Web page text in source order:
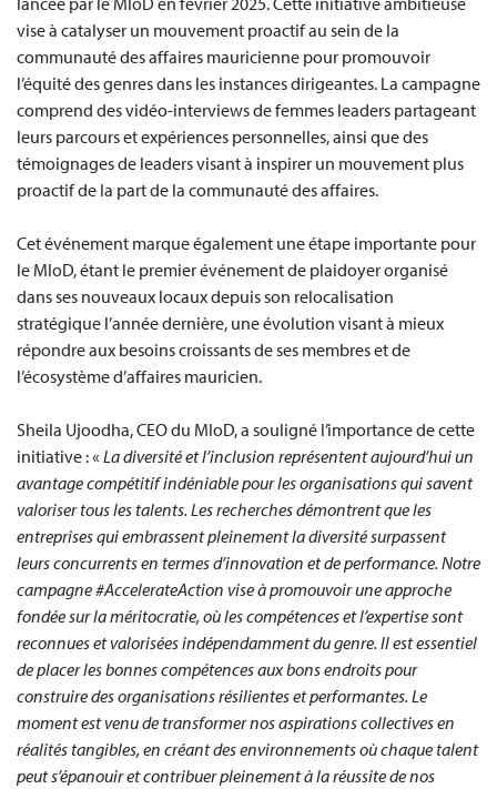
vise à catalyser un mouvement proactif au sein de la
communauté des affaires mauricienne pour promouvoir
l’équité des genres dans les instances dirigeantes. La campagne
comprend des vidéo-interviews de femmes leaders partageant
leurs parcours et expériences personnelles, ainsi que des
témoignages de leaders visant à inspirer un mouvement plus
proactif de la part de la communauté des affaires.
Cet événement marque également une étape importante pour
le MIoD, étant le premier événement de plaidoyer organisé
dans ses nouveaux locaux depuis son relocalisation
stratégique l’année dernière, une évolution visant à mieux
répondre aux besoins croissants de ses membres et de
l’écosystème d’affaires mauricien.
Sheila Ujoodha, CEO du MIoD, a souligné l’importance de cette
initiative : « La diversité et l’inclusion représentent aujourd’hui un
avantage compétitif indéniable pour les organisations qui savent
valoriser tous les talents. Les recherches démontrent que les
entreprises qui embrassent pleinement la diversité surpassent
leurs concurrents en termes d’innovation et de performance. Notre
campagne #AccelerateAction vise à promouvoir une approche
fondée sur la méritocratie, où les compétences et l’expertise sont
reconnues et valorisées indépendamment du genre. Il est essentiel
de placer les bonnes compétences aux bons endroits pour
construire des organisations résilientes et performantes. Le
moment est venu de transformer nos aspirations collectives en
réalités tangibles, en créant des environnements où chaque talent
peut s’épanouir et contribuer pleinement à la réussite de nos